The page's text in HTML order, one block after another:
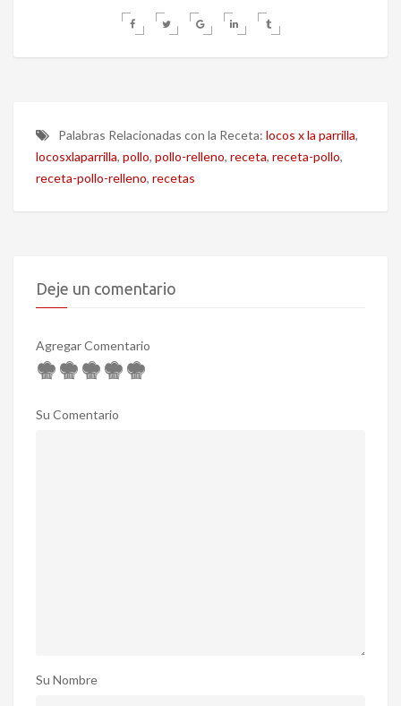
Palabras Relacionadas con la Receta: locos x la parrilla,
locosxlaparrilla, pollo, pollo-relleno, receta, receta-pollo,
receta-pollo-relleno, recetas
Deje un comentario
Agregar Comentario
Su Comentario
Su Nombre